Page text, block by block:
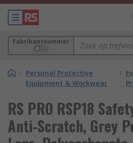
Fabrikantnummer
/ Personal Protective
Equipment & Workwear
/
RS PRO RSP18
Anti-Scratch, Grey